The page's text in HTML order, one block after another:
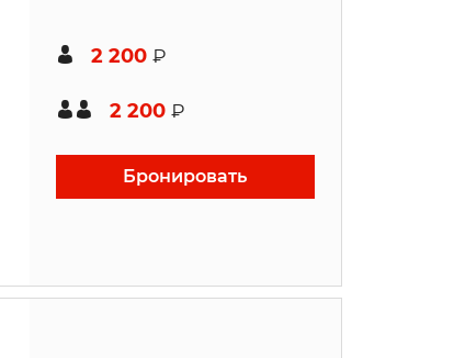
2 200 ₽
2 200 ₽
Бронировать